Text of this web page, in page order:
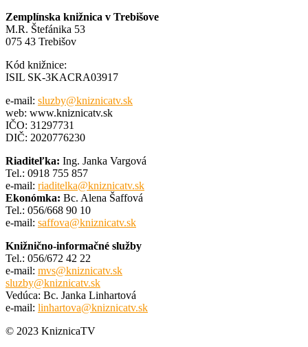
Zemplínska knižnica v Trebišove
M.R. Štefánika 53
075 43 Trebišov
Kód knižnice:
ISIL SK-3KACRA03917
e-mail: sluzby@kniznicatv.sk
web: www.kniznicatv.sk
IČO: 31297731
DIČ: 2020776230
Riaditeľka: Ing. Janka Vargová
Tel.: 0918 755 857
e-mail: riaditelka@kniznicatv.sk
Ekonómka: Bc. Alena Šaffová
Tel.: 056/668 90 10
e-mail: saffova@kniznicatv.sk
Knižnično-informačné služby
Tel.: 056/672 42 22
e-mail: mvs@kniznicatv.sk
sluzby@kniznicatv.sk
Vedúca: Bc. Janka Linhartová
e-mail: linhartova@kniznicatv.sk
© 2023 KniznicaTV